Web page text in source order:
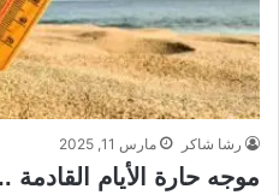
رشا شاكر مارس 11, 2025
موجه حارة الأيام